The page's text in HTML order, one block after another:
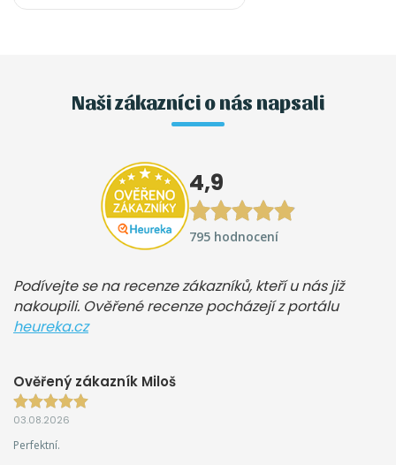
Naši zákazníci o nás napsali
4,9
795 hodnocení
Podívejte se na recenze zákazníků, kteří u nás již
nakoupili. Ověřené recenze pocházejí z portálu
heureka.cz
Ověřený zákazník Miloš
03.08.2026
Perfektní.